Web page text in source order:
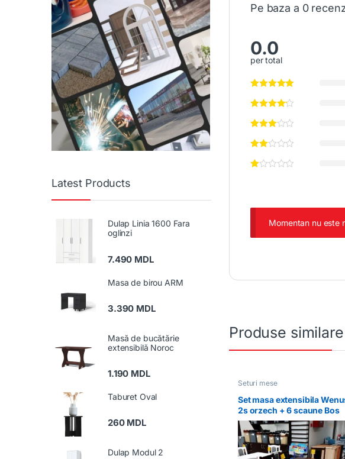
Pe baza a 0
0.0
per total
Momentan nu este
Produse similare
Seturi mese
Set masa extensibila
2s orzech + 6 scaune Bos
14 orzech 23x
Latest Products
Dulap Linia 1600 Fara
oglinzi
7.490 MDL
Masa de birou ARM
3.390 MDL
Masă de bucătărie
extensibilă Noroc
1.190 MDL
Taburet Oval
260 MDL
Dulap Modul 2